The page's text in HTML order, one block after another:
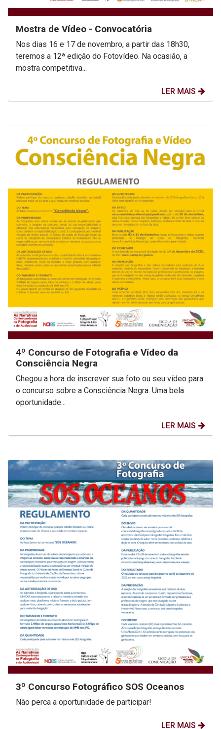
Mostra de Vídeo - Convocatória
Nos dias 16 e 17 de novembro, a partir das 18h30,
teremos a 12ª edição do Fotovídeo. Na ocasião, a
mostra competitiva...
LER MAIS
4º Concurso de Fotografia e Vídeo da
Consciência Negra
Chegou a hora de inscrever sua foto ou seu vídeo para
o concurso sobre a Consciência Negra. Uma bela
oportunidade...
LER MAIS
3º Concurso Fotográfico SOS Oceanos
Não perca a oportunidade de participar!
LER MAIS